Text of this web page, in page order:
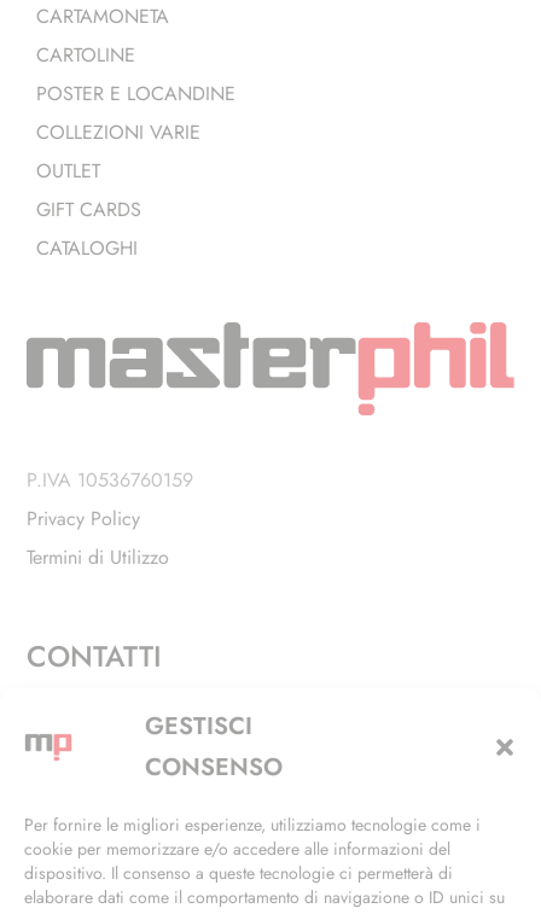
GESTISCI
CONSENSO
Per fornire le migliori esperienze, utilizziamo tecnologie come i
cookie per memorizzare e/o accedere alle informazioni del
dispositivo. Il consenso a queste tecnologie ci permetterà di
elaborare dati come il comportamento di navigazione o ID unici su
CARTAMONETA
CARTOLINE
POSTER E LOCANDINE
COLLEZIONI VARIE
OUTLET
GIFT CARDS
CATALOGHI
P.IVA 10536760159
Privacy Policy
Termini di Utilizzo
CONTATTI
Via Alfieri, 27 - Trezzano Sul Naviglio (MI)
+39 02 4846 3155
info@masterphil.it